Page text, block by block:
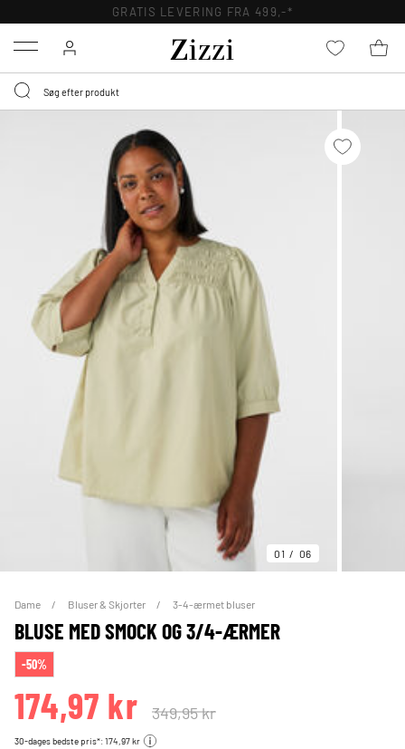
GRATIS LEVERING FRA 499,-*
Menu
01 06
Dame Bluser & Skjorter 3-4-ærmet bluser
BLUSE MED SMOCK OG 3/4-ÆRMER
-50%
174,97 kr 349,95 kr
30-dages bedste pris*: 174,97 kr